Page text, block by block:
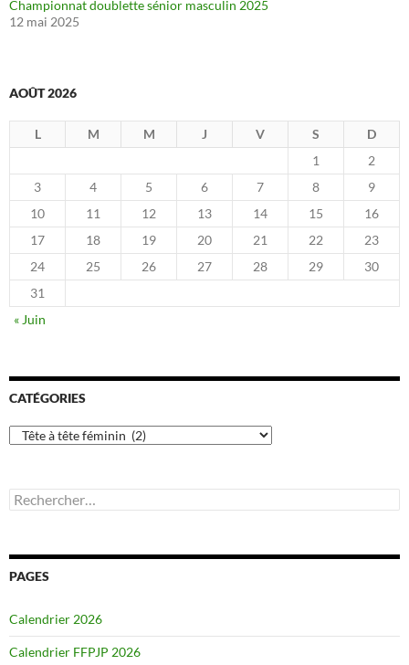
Championnat doublette sénior masculin 2025
12 mai 2025
AOÛT 2026
L M M J V S
D
1
2
3
4 5 6 7 8
9
10
11 12 13 14 15
16
17
18 19 20 21 22
23
24
25 26 27 28 29
30
31
« Juin
CATÉGORIES
Catégories
Rechercher :
PAGES
Calendrier 2026
Calendrier FFPJP 2026